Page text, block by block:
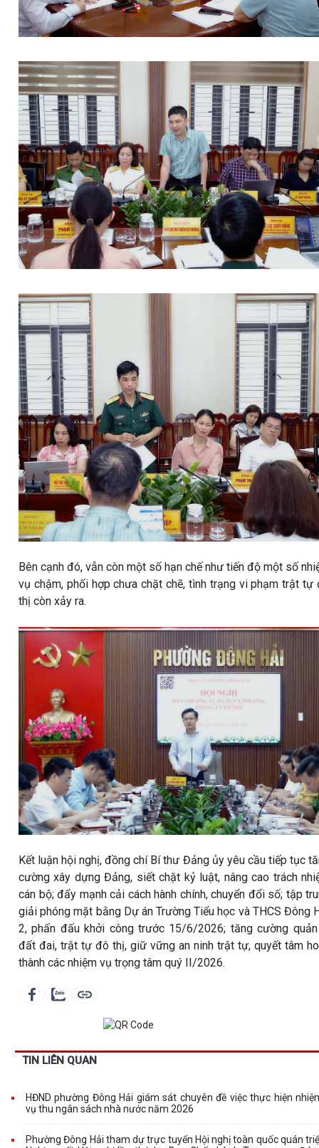
Bên cạnh đó, vẫn còn một số hạn chế như tiến độ một số
vụ chậm, phối hợp chưa chặt chẽ, tình trạng vi phạm trật tự
thị còn xảy ra.
Kết luận hội nghị, đồng chí Bí thư Đảng ủy yêu cầu tiếp tục
cường xây dựng Đảng, siết chặt kỷ luật, nâng cao trách
cán bộ; đẩy mạnh cải cách hành chính, chuyển đổi số; tập
giải phóng mặt bằng Dự án Trường Tiểu học và THCS Đông
2, phấn đấu khởi công trước 15/6/2026; tăng cường
đất đai, trật tự đô thị, giữ vững an ninh trật tự, quyết tâm
thành các nhiệm vụ trọng tâm quý II/2026.
TIN LIÊN QUAN
HĐND phường Đông Hải giám sát chuyên đề việc thực hiện
vụ thu ngân sách nhà nước năm 2026
Phường Đông Hải tham dự trực tuyến Hội nghị toàn quốc quán